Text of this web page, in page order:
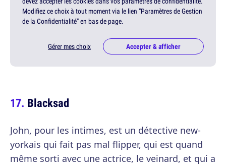
Modifiez ce choix à tout moment via le lien "Paramètres de Gestion
de la Confidentialité" en bas de page.
Gérer mes choix Accepter & afficher
Blacksad
John, pour les intimes, est un détective new-
yorkais qui fait pas mal flipper, qui est quand
même sorti avec une actrice, le veinard, et qui a